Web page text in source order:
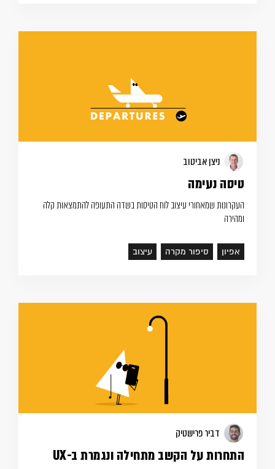
ניצן אביטוב
טיסה נעימה
העקרונות שמאחורי עיצוב לוח הטיסות בשדה התעופה להתמצאות קלה
ומהירה
אפיון סיפור מקרה עיצוב
דביר פרישטיק
התחרות על הקשב מתחילה ונגמרת ב-UX